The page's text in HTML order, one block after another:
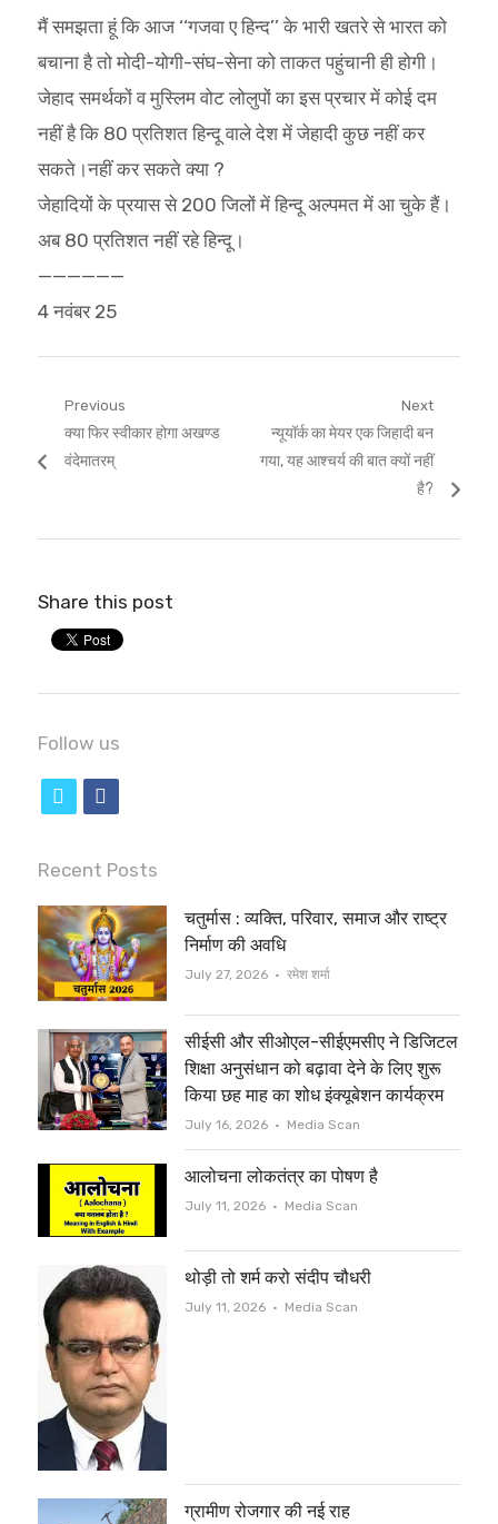
मैं समझता हूं कि आज ‘‘गजवा ए हिन्द’’ के भारी खतरे से भारत को
बचाना है तो मोदी-योगी-संघ-सेना को ताकत पहुंचानी ही होगी।
जेहाद समर्थकों व मुस्लिम वोट लोलुपों का इस प्रचार में कोई दम
नहीं है कि 80 प्रतिशत हिन्दू वाले देश में जेहादी कुछ नहीं कर
सकते।नहीं कर सकते क्या ?
जेहादियों के प्रयास से 200 जिलों में हिन्दू अल्पमत में आ चुके हैं।
अब 80 प्रतिशत नहीं रहे हिन्दू।
——————
4 नवंबर 25
Post
navigation
Previous
Previous
post:
क्या फिर स्वीकार होगा अखण्ड
वंदेमातरम्
Next
Next
post:
न्यूयॉर्क का मेयर एक जिहादी बन
गया, यह आश्चर्य की बात क्यों नहीं
है?
Share this post
Follow us
i
t
t
e
r
c
e
b
o
o
k
Recent Posts
चतुर्मास : व्यक्ति, परिवार, समाज और राष्ट्र
निर्माण की अवधि
July 27, 2026 Author
रमेश शर्मा
सीईसी और सीओएल-सीईएमसीए ने डिजिटल
शिक्षा अनुसंधान को बढ़ावा देने के लिए शुरू
किया छह माह का शोध इंक्यूबेशन कार्यक्रम
July 16, 2026 Author
Media Scan
आलोचना लोकतंत्र का पोषण है
July 11, 2026 Author
Media Scan
थोड़ी तो शर्म करो संदीप चौधरी
July 11, 2026 Author
Media Scan
ग्रामीण रोजगार की नई राह